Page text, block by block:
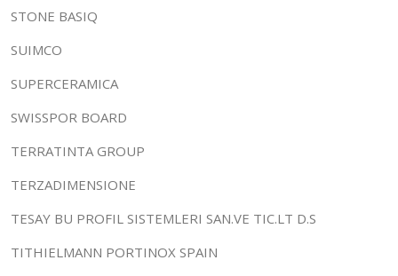
STONE BASIQ
SUIMCO
SUPERCERAMICA
SWISSPOR BOARD
TERRATINTA GROUP
TERZADIMENSIONE
TESAY BU PROFIL SISTEMLERI SAN.VE TIC.LT D.S
TITHIELMANN PORTINOX SPAIN